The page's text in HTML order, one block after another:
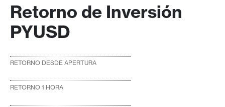
Retorno de Inversión
PYUSD
RETORNO DESDE APERTURA
RETORNO 1 HORA